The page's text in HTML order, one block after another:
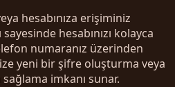
hesabınıza erişiminiz
sayesinde hesabınızı kolayca
numaranız üzerinden
yeni bir şifre oluşturma veya
imkanı sunar.